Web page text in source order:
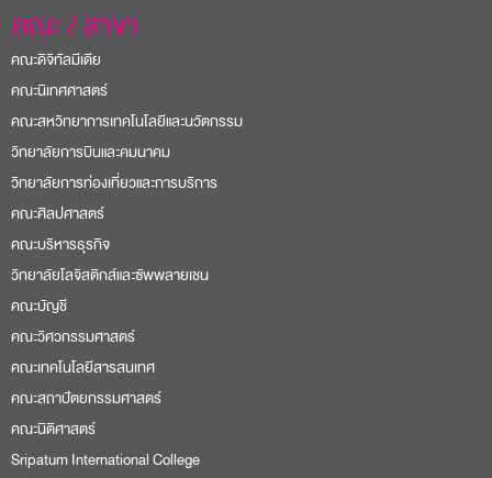
คณะ / สาขา
คณะดิจิทัลมีเดีย
คณะนิเทศศาสตร์
คณะสหวิทยาการเทคโนโลยีและนวัตกรรม
วิทยาลัยการบินและคมนาคม
วิทยาลัยการท่องเที่ยวและการบริการ
คณะศิลปศาสตร์
คณะบริหารธุรกิจ
วิทยาลัยโลจิสติกส์และซัพพลายเชน
คณะบัญชี
คณะวิศวกรรมศาสตร์
คณะเทคโนโลยีสารสนเทศ
คณะสถาปัตยกรรมศาสตร์
คณะนิติศาสตร์
Sripatum International College